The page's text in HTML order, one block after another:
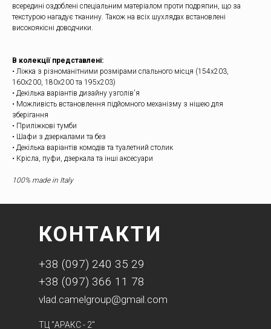
всередині оздоблені спеціальним матеріалом проти подряпин, що за
текстурою нагадує тканину. Також на всіх шухлядах встановлені
високоякісні доводчики.
В колекції представлені:
• Ліжка з різноманітними розмірами спального місця (154х203,
160х200, 180х200 та 195х203)
• Декілька варіантів дизайну узголів'я
• Можливість встановлення підйомного механізму з нішею для
зберігання
• Приліжкові тумби
• Шафи з дзеркалами та без
• Декілька варіантів комодів та туалетний столик
• Крісла, пуфи, дзеркала та інші аксесуари
100% made in Italy
+38 (097) 240 35 29
+38 (097) 366 11 78
КОНТАКТИ
vlad.camelgroup@gmail.com
ТЦ "АРАКС - 2"